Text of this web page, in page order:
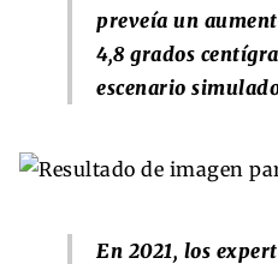
preveía un
4,8 grados
escenario
En 2021, los